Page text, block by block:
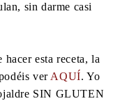
sin darme casi
hacer esta receta, la
verAQUÍ. Yo
SIN GLUTEN